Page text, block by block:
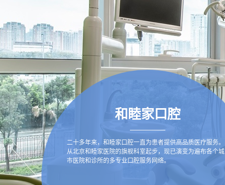
和睦家口腔
二十多年来，和睦家口腔一直为患者提供高品质医疗服务。
从北京和睦家医院的旗舰科室起步，现已演变为遍布各个城
市医院和诊所的多专业口腔服务网络。